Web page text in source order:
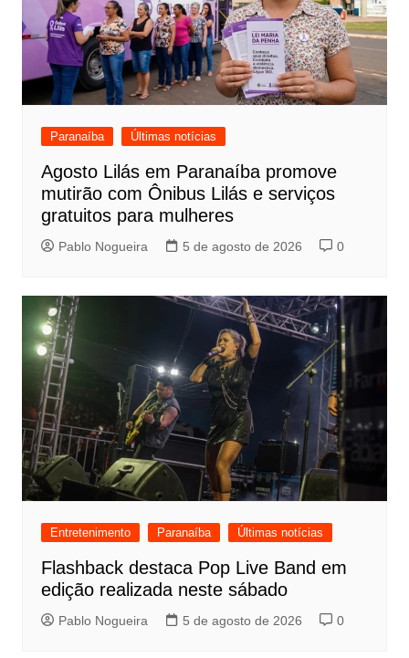
Paranaíba Últimas notícias
Agosto Lilás em Paranaíba promove
mutirão com Ônibus Lilás e serviços
gratuitos para mulheres
Pablo Nogueira 5 de agosto de 2026 0
Entretenimento Paranaíba Últimas notícias
Flashback destaca Pop Live Band em
edição realizada neste sábado
Pablo Nogueira 5 de agosto de 2026 0